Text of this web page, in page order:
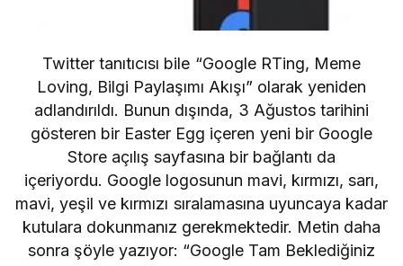
Twitter tanıtıcısı bile “Google RTing, Meme
Loving, Bilgi Paylaşımı Akışı” olarak yeniden
adlandırıldı. Bunun dışında, 3 Ağustos tarihini
gösteren bir Easter Egg içeren yeni bir Google
Store açılış sayfasına bir bağlantı da
içeriyordu. Google logosunun mavi, kırmızı, sarı,
mavi, yeşil ve kırmızı sıralamasına uyuncaya kadar
kutulara dokunmanız gerekmektedir. Metin daha
sonra şöyle yazıyor: “Google Tam Beklediğiniz